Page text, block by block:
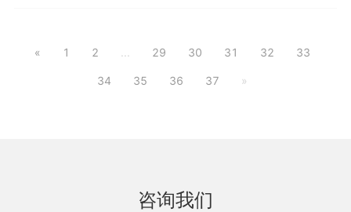
« 1 2 29 30 31 32 33
34 35 36 37 »
咨询我们